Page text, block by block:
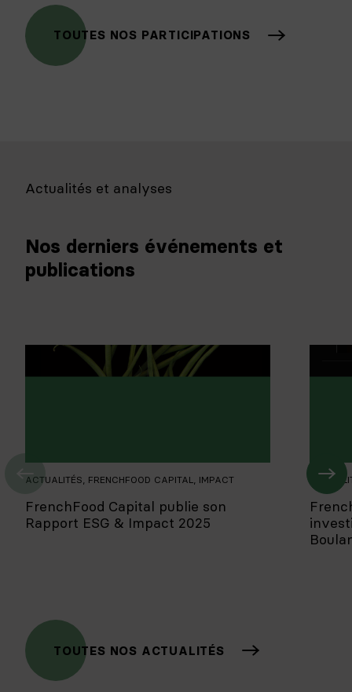
TOUTES NOS PARTICIPATIONS
Actualités et analyses
Nos derniers événements et
publications
ACTUALITÉS FRENCHFOOD CAPITAL IMPACT
FrenchFood Capital publie son
Rapport ESG & Impact 2025
TOUTES NOS ACTUALITÉS